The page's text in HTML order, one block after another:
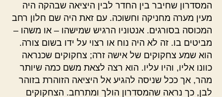
המסדרון שחיבר בין החדר לבין היציאה שבהקה היה
מעין מערה מחניקה וחשוכה. עם זאת היה שם חלון רחב
המכוסה בסורגים. אנטוניו הרגיש שמישהו – או משהו –
מביטים בו. זה לא היה נוח או רצוי על ידו בשום צורה.
הוא שמע צחקוקים של אישה זרה; צחקוקים שכנראה
כוונו אליו, והיו עליו. הוא רצה לצאת משם כמה שיותר
מהר, אך ככל שניסה להגיע אל היציאה הזוהרת בזוהר
לבן, כך נראה שהמסדרון הולך ומתרחב. הצחקוקים